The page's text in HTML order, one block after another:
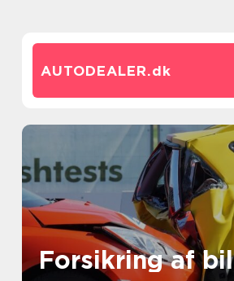
AUTODEALER.dk
Forsikring af bil